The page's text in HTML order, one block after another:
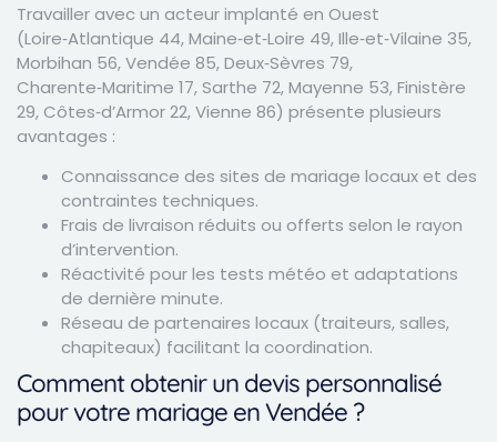
Travailler avec un acteur implanté en Ouest
(Loire‑Atlantique 44, Maine‑et‑Loire 49, Ille‑et‑Vilaine 35,
Morbihan 56, Vendée 85, Deux‑Sèvres 79,
Charente‑Maritime 17, Sarthe 72, Mayenne 53, Finistère
29, Côtes‑d’Armor 22, Vienne 86) présente plusieurs
avantages :
Connaissance des sites de mariage locaux et des
contraintes techniques.
Frais de livraison réduits ou offerts selon le rayon
d’intervention.
Réactivité pour les tests météo et adaptations
de dernière minute.
Réseau de partenaires locaux (traiteurs, salles,
chapiteaux) facilitant la coordination.
Comment obtenir un devis personnalisé
pour votre mariage en Vendée ?